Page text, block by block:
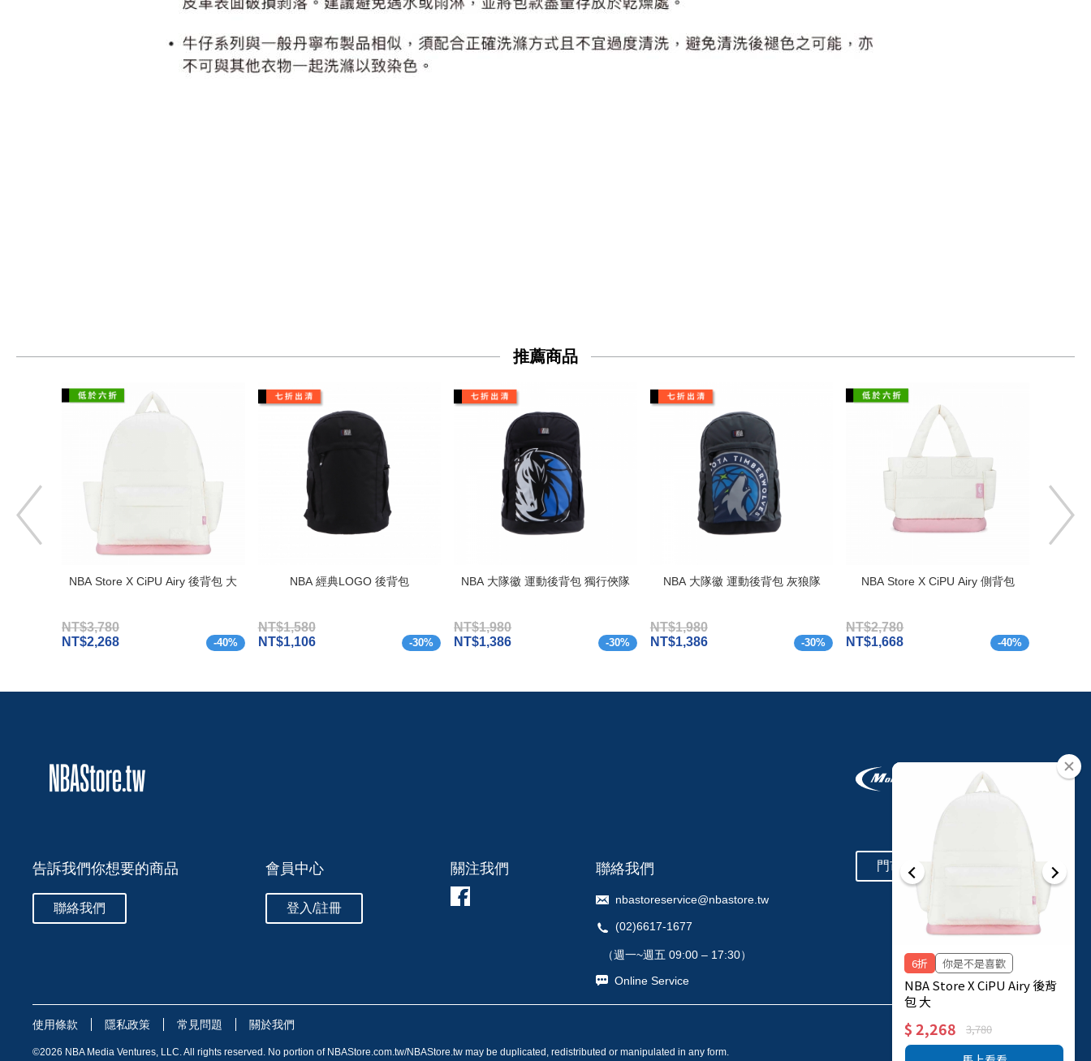
推薦商品
NBA Store X CiPU Airy 後背包 大
NT$3,780
NT$2,268
-40%
NBA 經典LOGO 後背包
NT$1,580
NT$1,106
-30%
NBA 大隊徽 運動後背包 獨行俠隊
NT$1,980
NT$1,386
-30%
NBA 大隊徽 運動後背包 灰狼隊
NT$1,980
NT$1,386
-30%
NBA Store X CiPU Airy 側背包
NT$2,780
NT$1,668
-40%
告訴我們你想要的商品
聯絡我們
會員中心
登入/註冊
聯絡我們
nbastoreservice@nbastore.tw
(02)6617-1677
（週一~週五 09:00 – 17:30）
Online Service
門市查詢
關注我們
使用條款 隱私政策 常見問題 關於我們
©2026 NBA Media Ventures, LLC. All rights reserved. No portion of NBAStore.com.tw/NBAStore.tw may be duplicated, redistributed or manipulated in any form.